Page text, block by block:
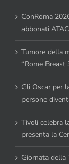
ConRoma
abbonati
Tumore della
“Rome Breast
Gli Oscar per
persone
Tivoli celebra
presenta la
Giornata della